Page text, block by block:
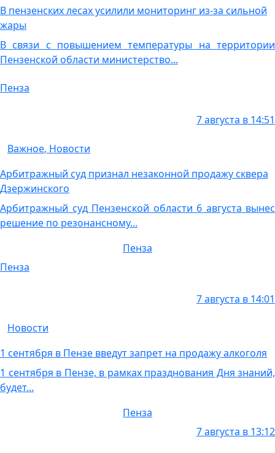
В пензенских лесах усилили мониторинг из-за сильной
жары
В связи с повышением температуры на территории
Пензенской области министерство...
Пенза
7 августа в 14:51
Важное, Новости
Арбитражный суд признал незаконной продажу сквера
Дзержинского
Арбитражный суд Пензенской области 6 августа вынес
решение по резонансному...
Пенза
Пенза
7 августа в 14:01
Новости
1 сентября в Пензе введут запрет на продажу алкоголя
1 сентября в Пензе, в рамках празднования Дня знаний,
будет...
Пенза
7 августа в 13:12